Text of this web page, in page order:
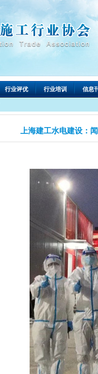
行业评优 行业培训 信息
上海建工水电建设：